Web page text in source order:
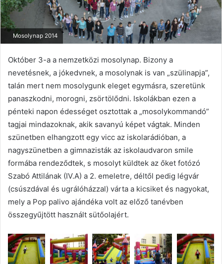
Mosolynap 2014
Október 3-a a nemzetközi mosolynap. Bizony a
nevetésnek, a jókedvnek, a mosolynak is van „szülinapja”,
talán mert nem mosolygunk eleget egymásra, szeretünk
panaszkodni, morogni, zsörtölődni. Iskolákban ezen a
pénteki napon édességet osztottak a „mosolykommandó”
tagjai mindazoknak, akik savanyú képet vágtak. Minden
szünetben elhangzott egy vicc az iskolarádióban, a
nagyszünetben a gimnazisták az iskolaudvaron smile
formába rendeződtek, s mosolyt küldtek az őket fotózó
Szabó Attilának (IV.A) a 2. emeletre, déltől pedig légvár
(csúszdával és ugrálóházzal) várta a kicsiket és nagyokat,
mely a Pop palivo ajándéka volt az előző tanévben
összegyűjtött használt sütőolajért.